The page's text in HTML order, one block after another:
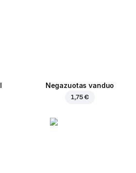
Negazuotas vanduo
1,75 €